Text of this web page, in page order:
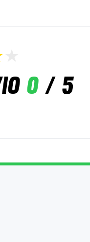
0/ 5